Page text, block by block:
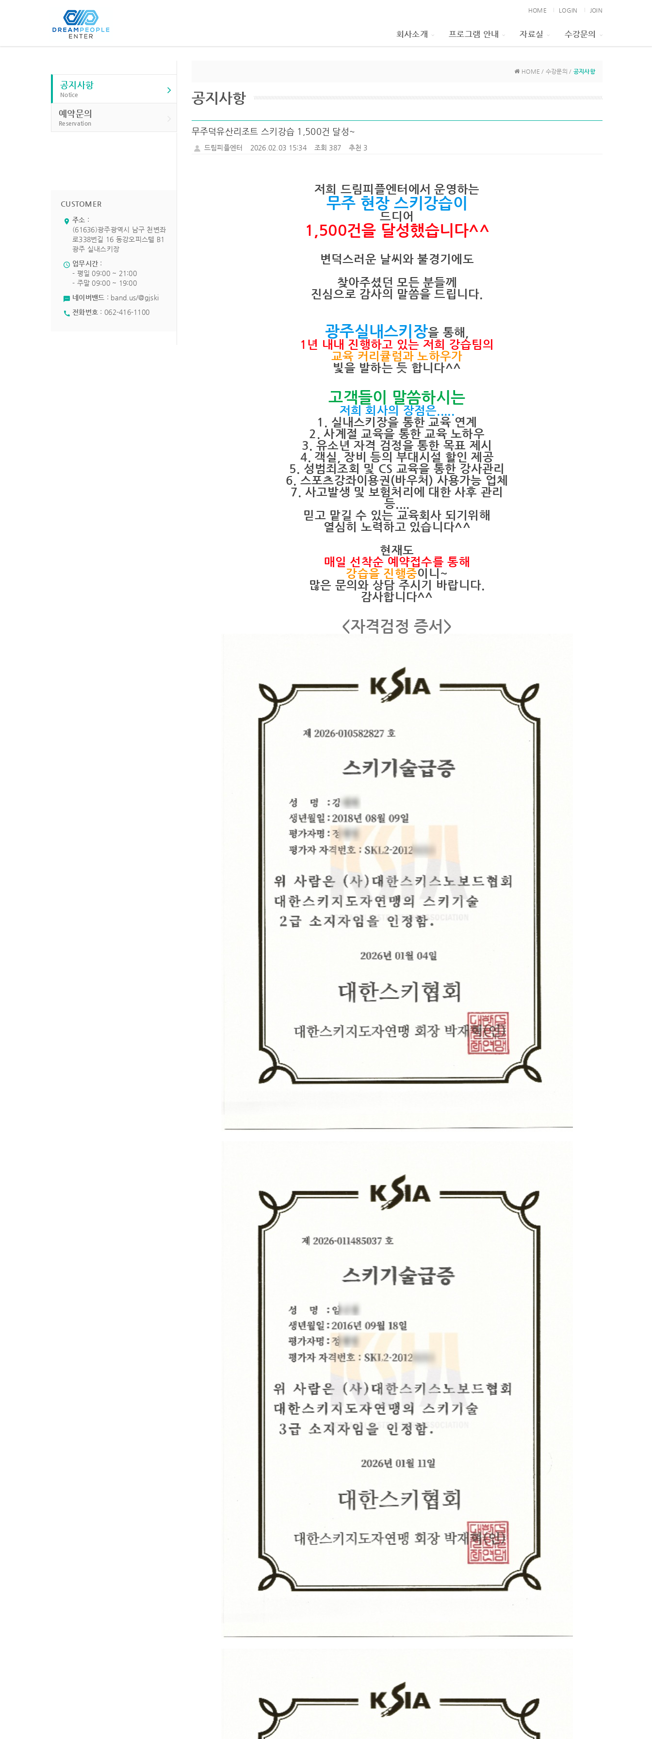
HOME LOGIN JOIN
회사소개 프로그램 안내 자료실 수강문의
공지사항
Notice
예약문의
Reservation
CUSTOMER
주소 :
(61636)광주광역시 남구 천변좌
로338번길 16 동강오피스텔 B1
광주 실내스키장
업무시간 :
- 평일 09:00 ~ 21:00
- 주말 09:00 ~ 19:00
네이버밴드 : band.us/@gjski
전화번호 : 062-416-1100
HOME / 수강문의 / 공지사항
공지사항
무주덕유산리조트 스키강습 1,500건 달성~
드림피플엔터 2026.02.03 15:34 조회 387 추천 3
저희 드림피플엔터에서 운영하는
무주 현장 스키강습이
드디어
1,500건을 달성했습니다^^
변덕스러운 날씨와 불경기에도
찾아주셨던 모든 분들께
진심으로 감사의 말씀을 드립니다.
광주실내스키장을 통해,
1년 내내 진행하고 있는 저희 강습팀의
교육 커리큘럼과 노하우가
빛을 발하는 듯 합니다^^
고객들이 말씀하시는
저희 회사의 장점은.....
1. 실내스키장을 통한 교육 연계
2. 사계절 교육을 통한 교육 노하우
3. 유소년 자격 검정을 통한 목표 제시
4. 객실, 장비 등의 부대시설 할인 제공
5. 성범죄조회 및 CS 교육을 통한 강사관리
6. 스포츠강좌이용권(바우처) 사용가능 업체
7. 사고발생 및 보험처리에 대한 사후 관리
등....
믿고 맡길 수 있는 교육회사 되기위해
열심히 노력하고 있습니다^^
현재도
매일 선착순 예약접수를 통해
강습을 진행중이니~
많은 문의와 상담 주시기 바랍니다.
감사합니다^^
<자격검정 증서>